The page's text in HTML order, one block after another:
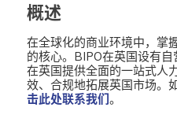
概述
在全球化的商业环境中，掌
的核心。BIPO在英国设有
在英国提供全面的一站式人
效、合规地拓展英国市场。
击此处联系我们。